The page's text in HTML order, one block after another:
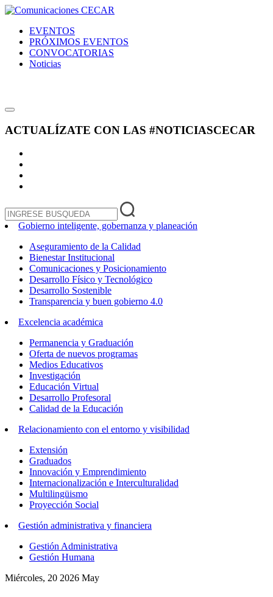
EVENTOS
PRÓXIMOS EVENTOS
CONVOCATORIAS
Noticias
ACTUALÍZATE CON LAS #NOTICIASCECAR
Gobierno inteligente, gobernanza y planeación
Aseguramiento de la Calidad
Bienestar Institucional
Comunicaciones y Posicionamiento
Desarrollo Físico y Tecnológico
Desarrollo Sostenible
Transparencia y buen gobierno 4.0
Excelencia académica
Permanencia y Graduación
Oferta de nuevos programas
Medios Educativos
Investigación
Educación Virtual
Desarrollo Profesoral
Calidad de la Educación
Relacionamiento con el entorno y visibilidad
Extensión
Graduados
Innovación y Emprendimiento
Internacionalización e Interculturalidad
Multilingüismo
Proyección Social
Gestión administrativa y financiera
Gestión Administrativa
Gestión Humana
Miércoles, 20 2026 May